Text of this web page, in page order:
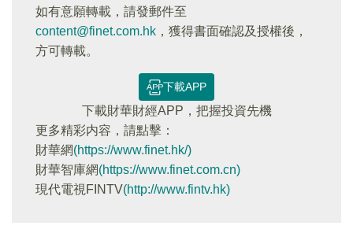
如有意願轉載，請發郵件至
content@finet.com.hk ，獲得書面確認及授權後，
方可轉載。
下載APP
下載財華財經APP，把握投資先機
更多精彩内容，請點擊：
財華網(https://www.finet.hk/)
財華智庫網(https://www.finet.com.cn)
現代電視FINTV(http://www.fintv.hk)